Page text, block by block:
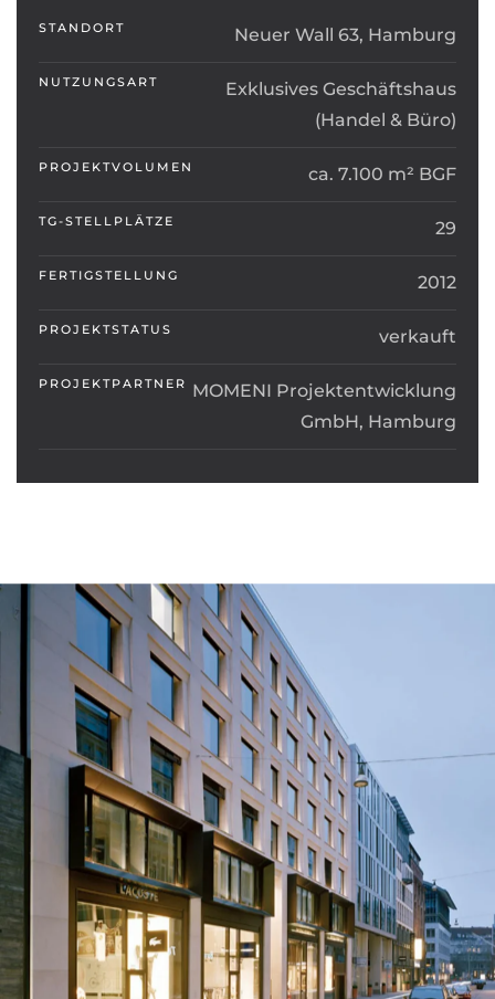
STANDORT Neuer Wall 63, Hamburg
NUTZUNGSART
Exklusives Geschäftshaus
(Handel & Büro)
PROJEKTVOLUMEN ca. 7.100 m² BGF
TG-STELLPLÄTZE 29
FERTIGSTELLUNG 2012
PROJEKTSTATUS verkauft
PROJEKTPARTNER MOMENI Projektentwicklung
GmbH, Hamburg